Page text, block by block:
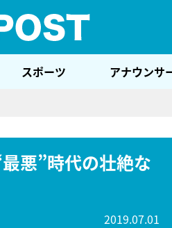
スポーツ アナウンサ
悪”時代の壮絶な
2019.07.01